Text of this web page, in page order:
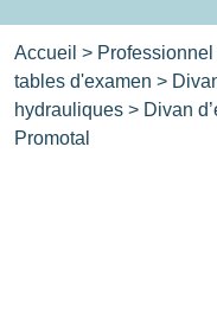
Accueil > Professionnel
tables d'examen >
hydrauliques > Divan
Promotal